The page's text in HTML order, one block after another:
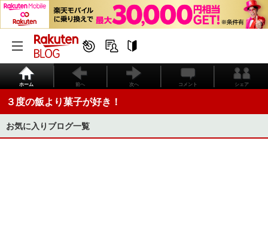
ホーム 前へ 次へ コメント シェア
３度の飯より菓子が好き！
お気に入りブログ一覧